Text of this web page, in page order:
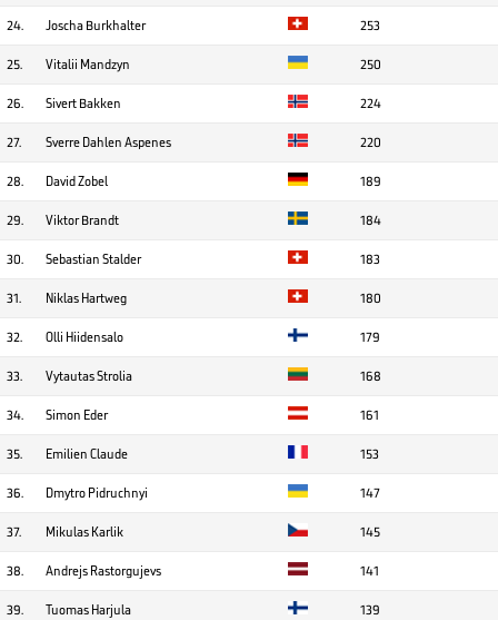
24. Joscha Burkhalter 253
25. Vitalii Mandzyn 250
26. Sivert Bakken 224
27. Sverre Dahlen Aspenes 220
28. David Zobel 189
29. Viktor Brandt 184
30. Sebastian Stalder 183
31. Niklas Hartweg 180
32. Olli Hiidensalo 179
33. Vytautas Strolia 168
34. Simon Eder 161
35. Emilien Claude 153
36. Dmytro Pidruchnyi 147
37. Mikulas Karlik 145
38. Andrejs Rastorgujevs 141
39. Tuomas Harjula 139